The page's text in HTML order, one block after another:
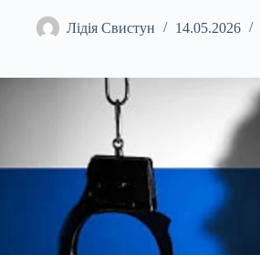
Лідія Свистун 14.05.2026